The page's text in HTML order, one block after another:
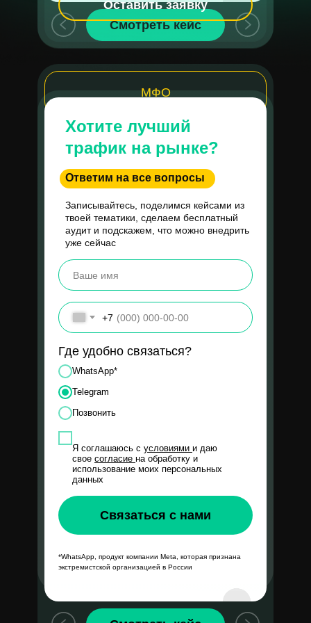
150 000 руб
Бюджет в месяц
2800 руб
Цена оплаты билета
200%
ROMI
музыкальное шоу
Kanuda - Интернет-
магазин премиальных
Смотреть кейс
Смогли настроить систему
и креативного подхода в рекламных
материалах
Наше решение:
Не получалось реализовать
качественное привлечение
Запрос клиента:
МФО
130р
Цена лида:
3 450 000р
Рекламный бюджет в месяц:
Яндекс Директ
Рекламный источник:
Показатели проекта:
Оставить заявку
Записывайтесь, поделимся кейсами из
твоей тематики, сделаем бесплатный
аудит и подскажем, что можно внедрить
уже сейчас
Хотите лучший
трафик на рынке?
Ответим на все вопросы
+7
Где удобно связаться?
WhatsApp*
Telegram
Позвонить
Я соглашаюсь с условиями и даю
свое согласие на обработку и
использование моих персональных
данных
Связаться с нами
*WhatsApp, продукт компании Meta, которая признана
экстремистской организацией в России